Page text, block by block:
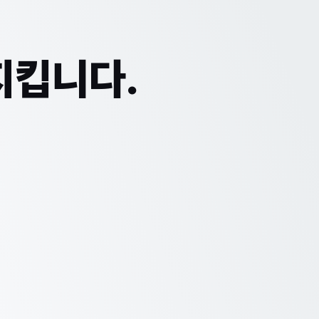
킵니다.